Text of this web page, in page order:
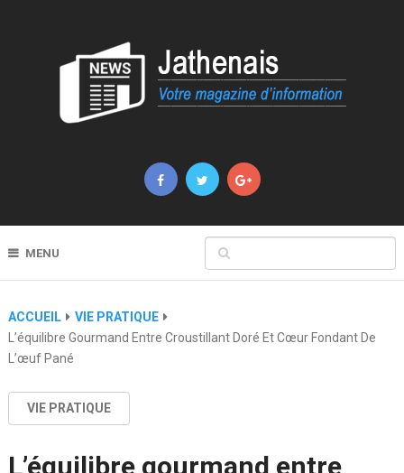
MENU
ACCUEIL
VIE PRATIQUE
L’équilibre Gourmand Entre Croustillant Doré Et Cœur Fondant De
L’œuf Pané
VIE PRATIQUE
L’équilibre gourmand entre